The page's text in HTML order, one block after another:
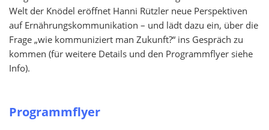
Welt der Knödel eröffnet Hanni Rützler neue Perspektiven
auf Ernährungskommunikation – und lädt dazu ein, über die
Frage „wie kommuniziert man Zukunft?“ ins Gespräch zu
kommen (für weitere Details und den Programmflyer siehe
Info).
Programmflyer